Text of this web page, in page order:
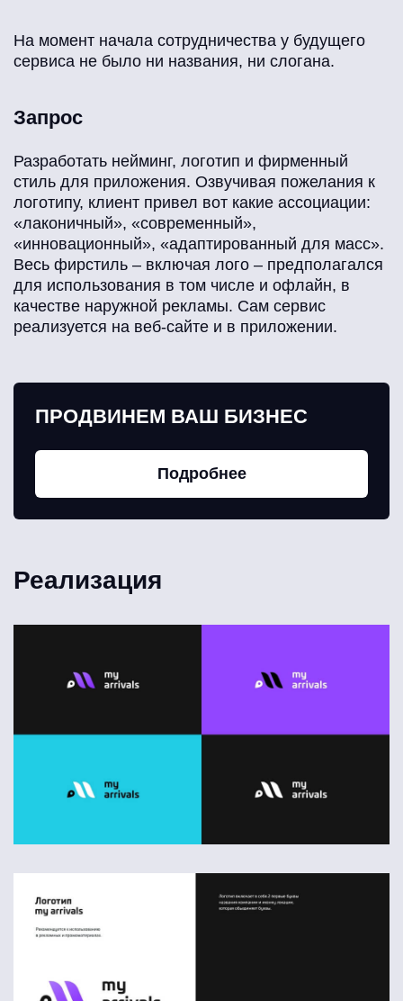
На момент начала сотрудничества у будущего
сервиса не было ни названия, ни слогана.
Запрос
Разработать нейминг, логотип и фирменный
стиль для приложения. Озвучивая пожелания к
логотипу, клиент привел вот какие ассоциации:
«лаконичный», «современный»,
«инновационный», «адаптированный для масс».
Весь фирстиль – включая лого – предполагался
для использования в том числе и офлайн, в
качестве наружной рекламы. Сам сервис
реализуется на веб-сайте и в приложении.
ПРОДВИНЕМ ВАШ БИЗНЕС
Подробнее
Реализация